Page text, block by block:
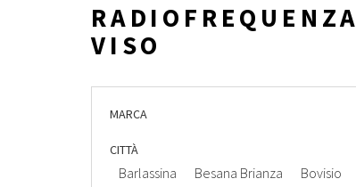
RADIOFREQUENZA
VISO
MARCA
CITTÀ
Barlassina Besana Brianza Bovisio